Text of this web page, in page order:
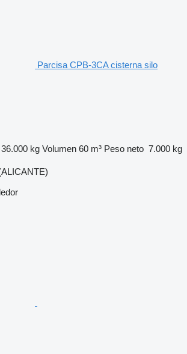
Parcisa CPB-3CA cisterna silo
36.000 kg Volumen 60 m³ Peso neto 7.000 kg